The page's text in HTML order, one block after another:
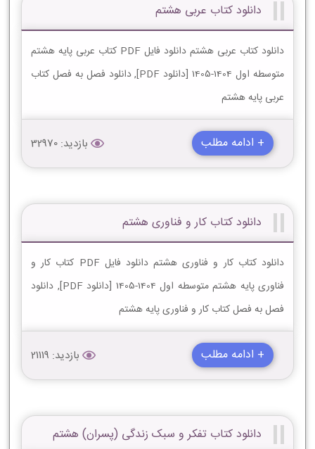
دانلود کتاب عربی هشتم
دانلود کتاب عربی هشتم دانلود فایل PDF کتاب عربی پایه هشتم
متوسطه اول 1404-1405 [دانلود PDF], دانلود فصل به فصل کتاب
عربی پایه هشتم
+ ادامه مطلب بازدید: 32970
دانلود کتاب کار و فناوری هشتم
دانلود کتاب کار و فناوری هشتم دانلود فایل PDF کتاب کار و
فناوری پایه هشتم متوسطه اول 1404-1405 [دانلود PDF], دانلود
فصل به فصل کتاب کار و فناوری پایه هشتم
+ ادامه مطلب بازدید: 21119
دانلود کتاب تفکر و سبک زندگی (پسران) هشتم